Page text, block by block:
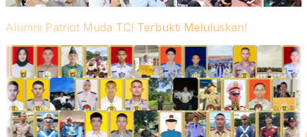
Alumni Patriot Muda TC! Terbukti Meluluskan!